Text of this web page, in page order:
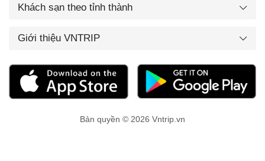
Khách sạn theo tỉnh thành
Giới thiệu VNTRIP
Bản quyền © 2026 Vntrip.vn